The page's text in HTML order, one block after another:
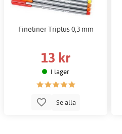
Fineliner Triplus 0,3 mm
13 kr
I lager
Se alla